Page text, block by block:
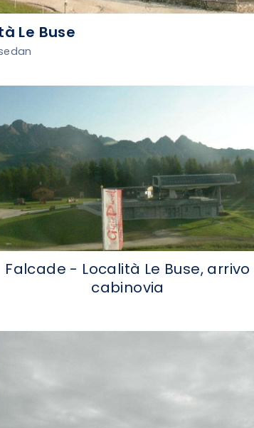
Le Buse
Falcade - Località Le Buse, arrivo
cabinovia